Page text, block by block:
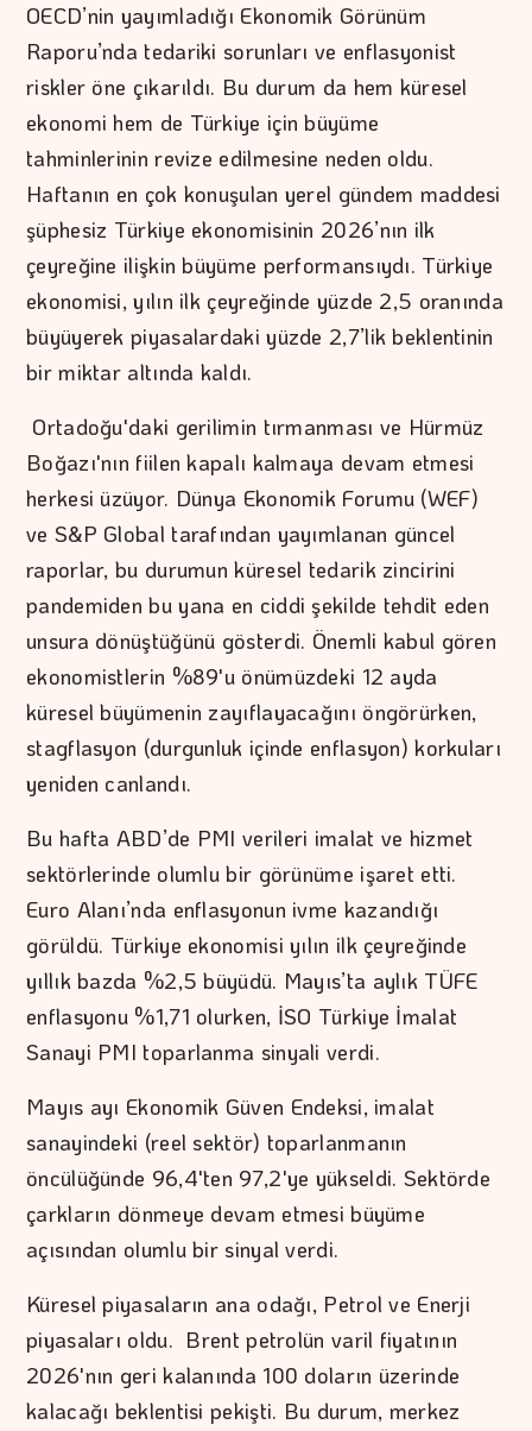
OECD’nin yayımladığı Ekonomik Görünüm
Raporu’nda tedariki sorunları ve enflasyonist
riskler öne çıkarıldı. Bu durum da hem küresel
ekonomi hem de Türkiye için büyüme
tahminlerinin revize edilmesine neden oldu.
Haftanın en çok konuşulan yerel gündem maddesi
şüphesiz Türkiye ekonomisinin 2026’nın ilk
çeyreğine ilişkin büyüme performansıydı. Türkiye
ekonomisi, yılın ilk çeyreğinde yüzde 2,5 oranında
büyüyerek piyasalardaki yüzde 2,7’lik beklentinin
bir miktar altında kaldı.
Ortadoğu'daki gerilimin tırmanması ve Hürmüz
Boğazı'nın fiilen kapalı kalmaya devam etmesi
herkesi üzüyor. Dünya Ekonomik Forumu (WEF)
ve S&P Global tarafından yayımlanan güncel
raporlar, bu durumun küresel tedarik zincirini
pandemiden bu yana en ciddi şekilde tehdit eden
unsura dönüştüğünü gösterdi. Önemli kabul gören
ekonomistlerin %89'u önümüzdeki 12 ayda
küresel büyümenin zayıflayacağını öngörürken,
stagflasyon (durgunluk içinde enflasyon) korkuları
yeniden canlandı.
Bu hafta ABD’de PMI verileri imalat ve hizmet
sektörlerinde olumlu bir görünüme işaret etti.
Euro Alanı’nda enflasyonun ivme kazandığı
görüldü. Türkiye ekonomisi yılın ilk çeyreğinde
yıllık bazda %2,5 büyüdü. Mayıs’ta aylık TÜFE
enflasyonu %1,71 olurken, İSO Türkiye İmalat
Sanayi PMI toparlanma sinyali verdi.
Mayıs ayı Ekonomik Güven Endeksi, imalat
sanayindeki (reel sektör) toparlanmanın
öncülüğünde 96,4'ten 97,2'ye yükseldi. Sektörde
çarkların dönmeye devam etmesi büyüme
açısından olumlu bir sinyal verdi.
Küresel piyasaların ana odağı, Petrol ve Enerji
piyasaları oldu. Brent petrolün varil fiyatının
2026'nın geri kalanında 100 doların üzerinde
kalacağı beklentisi pekişti. Bu durum, merkez